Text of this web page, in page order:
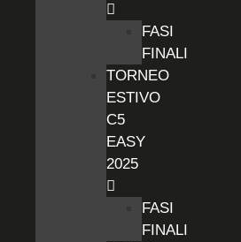
FASI
FINALI
TORNEO
ESTIVO
C5
EASY
2025
FASI
FINALI